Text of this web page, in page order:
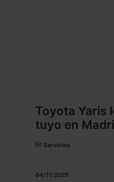
Toyota Yaris
tuyo en
Servicios
04/11/2025